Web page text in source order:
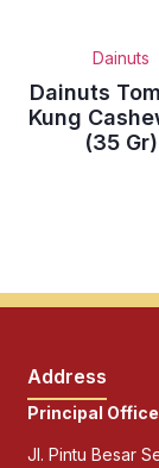
Dainuts
Dainuts
Kung
(35 Gr)
Address
Principal Office
Jl. Pintu Besar